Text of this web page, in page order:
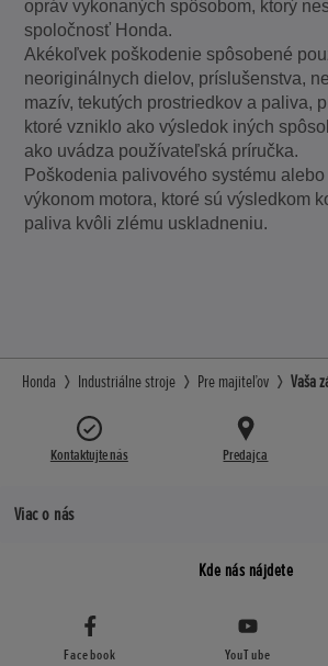
opráv vykonaných spôsobom, ktorý
spoločnosť Honda.
Akékoľvek poškodenie spôsobené
neoriginálnych dielov, príslušenstva,
mazív, tekutých prostriedkov a paliva,
ktoré vzniklo ako výsledok iných
ako uvádza používateľská príručka.
Poškodenia palivového systému
výkonom motora, ktoré sú výsledkom
paliva kvôli zlému uskladneniu.
Honda Industriálne stroje Pre majiteľov Vaša
Kontaktujte nás Predajca
Viac o nás
Kde nás nájdete
Facebook YouTube